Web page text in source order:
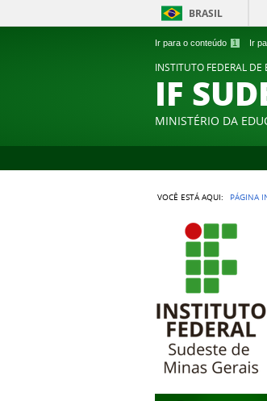
Ir para o conteúdo 1 Ir
BRASIL
INSTITUTO FEDERAL
IF
MINISTÉRIO DA
VOCÊ ESTÁ AQUI: PÁGINA